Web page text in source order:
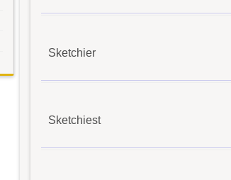
Sketchier
Sketchiest